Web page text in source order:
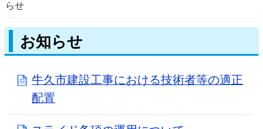
らせ
お知らせ
牛久市建設工事における技術者等の適正
配置